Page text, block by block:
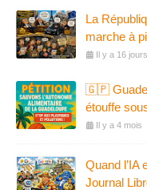
La
marche à
Il y a 16 jours
🇬🇵
étouffe
Il y a 4 mois
Quand l’IA
Journal